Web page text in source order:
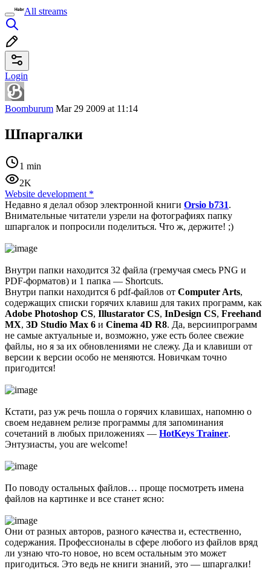
All streams
Login
Boomburum Mar 29 2009 at 11:14
Шпаргалки
1 min
2K
Website development *
Недавно я делал обзор электронной книги Orsio b731.
Внимательные читатели узрели на фотографиях папку
шпаргалок и попросили поделиться. Что ж, держите! ;)
Внутри папки находится 32 файла (гремучая смесь PNG и
PDF-форматов) и 1 папка — Shortcuts.
Внутри папки находится 6 pdf-файлов от Computer Arts,
содержащих списки горячих клавиш для таких программ, как
Adobe Photoshop CS, Illustarator CS, InDesign CS, Freehand
MX, 3D Studio Max 6 и Cinema 4D R8. Да, версиипрограмм
не самые актуальные и, возможно, уже есть более свежие
файлы, но я за их обновлениями не слежу. Да и клавиши от
версии к версии особо не меняются. Новичкам точно
пригодится!
Кстати, раз уж речь пошла о горячих клавишах, напомню о
своем недавнем релизе программы для запоминания
сочетаний в любых приложениях — HotKeys Trainer.
Энтузиасты, you are welcome!
По поводу остальных файлов… проще посмотреть имена
файлов на картинке и все станет ясно:
Они от разных авторов, разного качества и, естественно,
содержания. Профессионалы в сфере любого из файлов вряд
ли узнаю что-то новое, но всем остальным это может
пригодиться. Это ведь не книги знаний, это — шпаргалки!